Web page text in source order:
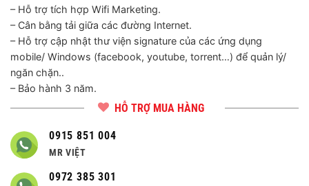
– Hỗ trợ tích hợp Wifi Marketing.
– Cân bằng tải giữa các đường Internet.
– Hỗ trợ cập nhật thư viện signature của các ứng dụng
mobile/ Windows (facebook, youtube, torrent…) để quản lý/
ngăn chặn..
– Bảo hành 3 năm.
HỖ TRỢ MUA HÀNG
0915 851 004
MR VIỆT
0972 385 301